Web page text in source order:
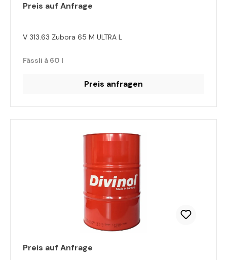
Preis auf Anfrage
V 313.63 Zubora 65 M ULTRA L
Fässli à 60 l
Preis anfragen
Preis auf Anfrage